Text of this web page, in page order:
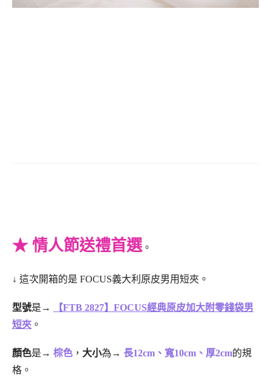
★ 情人節送禮首選。
↓ 這次開箱的是 FOCUS義大利原皮男用短夾。
型號是→
【FTB 2827】FOCUS經典原皮加大附零錢袋男
短夾 。
顏色是→ 棕色 ， 大小為→ 長12cm、寬10cm、厚2cm的規
格。